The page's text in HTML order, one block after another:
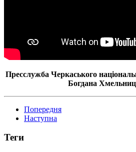
Пресслужба Черкаського
Богдана
Попередня
Наступна
Теги